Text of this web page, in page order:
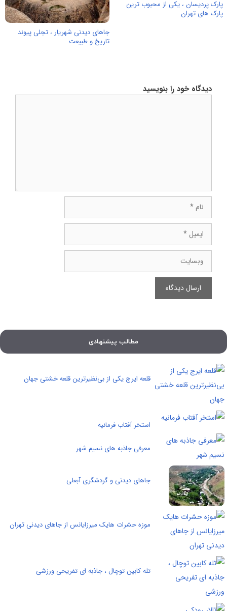
پارک پردیسان ، یکی از محبوب ترین
پارک های تهران
جاهای دیدنی شهریار ، تجلی پیوند
تاریخ و طبیعت
دیدگاه خود را بنویسید
ایمیل
وبسایت
مطالب پیشنهادی
قلعه ایرج یکی از بی‌نظیرترین قلعه خشتی جهان
استخر آفتاب فرمانیه
معرفی جاذبه های نسیم شهر
جاهای دیدنی و گردشگری آبعلی
موزه حشرات هایک میرزایانس از جاهای دیدنی تهران
تله کابین توچال ، جاذبه ای تفریحی ورزشی